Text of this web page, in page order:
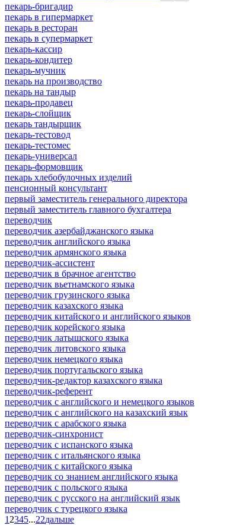
пекарь-бригадир
пекарь в гипермаркет
пекарь в ресторан
пекарь в супермаркет
пекарь-кассир
пекарь-кондитер
пекарь-мучник
пекарь на производство
пекарь на тандыр
пекарь-продавец
пекарь-слойщик
пекарь тандырщик
пекарь-тестовод
пекарь-тестомес
пекарь-универсал
пекарь-формовщик
пекарь хлебобулочных изделий
пенсионный консультант
первый заместитель генерального директора
первый заместитель главного бухгалтера
переводчик
переводчик азербайджанского языка
переводчик английского языка
переводчик армянского языка
переводчик-ассистент
переводчик в брачное агентство
переводчик вьетнамского языка
переводчик грузинского языка
переводчик казахского языка
переводчик китайского и английского языков
переводчик корейского языка
переводчик латышского языка
переводчик литовского языка
переводчик немецкого языка
переводчик португальского языка
переводчик-редактор казахского языка
переводчик-референт
переводчик с английского и немецкого языков
переводчик с английского на казахский язык
переводчик с арабского языка
переводчик-синхронист
переводчик с испанского языка
переводчик с итальянского языка
переводчик с китайского языка
переводчик со знанием английского языка
переводчик с польского языка
переводчик с русского на английский язык
переводчик с турецкого языка
1 2345...22дальше